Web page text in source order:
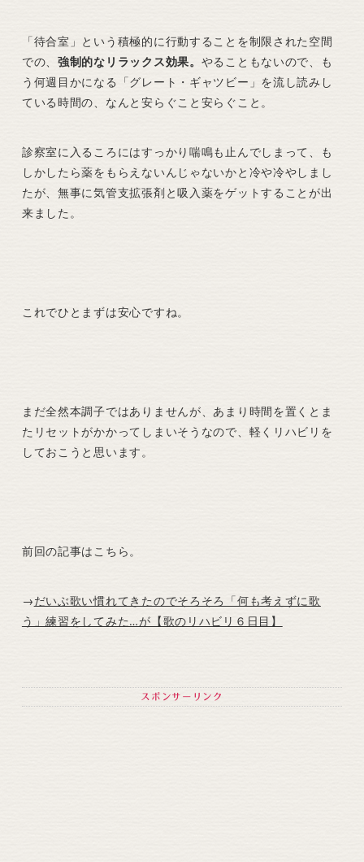
「待合室」という積極的に行動することを制限された空間
での、強制的なリラックス効果。 やることもないので、も
う何週目かになる「グレート・ギャツビー」を流し読みし
ている時間の、なんと安らぐこと安らぐこと。
診察室に入るころにはすっかり喘鳴も止んでしまって、も
しかしたら薬をもらえないんじゃないかと冷や冷やしまし
たが、無事に気管支拡張剤と吸入薬をゲットすることが出
来ました。
これでひとまずは安心ですね。
まだ全然本調子ではありませんが、あまり時間を置くとま
たリセットがかかってしまいそうなので、軽くリハビリを
しておこうと思います。
前回の記事はこちら。
→だいぶ歌い慣れてきたのでそろそろ「何も考えずに歌
う」練習をしてみた…が【歌のリハビリ６日目】
スポンサーリンク